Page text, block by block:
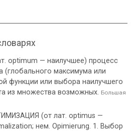
optimum — наилучшее) процесс
(глобального максимума или
функции или выбора наилучшего
из множества возможных. Большая
(от лат. optimus —
нем. Opimierung. 1. Выбор